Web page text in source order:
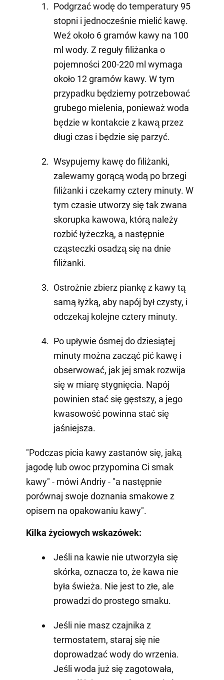
Podgrzać wodę do temperatury 95
stopni i jednocześnie mielić kawę.
Weź około 6 gramów kawy na 100
ml wody. Z reguły filiżanka o
pojemności 200-220 ml wymaga
około 12 gramów kawy. W tym
przypadku będziemy potrzebować
grubego mielenia, ponieważ woda
będzie w kontakcie z kawą przez
długi czas i będzie się parzyć.
Wsypujemy kawę do filiżanki,
zalewamy gorącą wodą po brzegi
filiżanki i czekamy cztery minuty. W
tym czasie utworzy się tak zwana
skorupka kawowa, którą należy
rozbić łyżeczką, a następnie
cząsteczki osadzą się na dnie
filiżanki.
Ostrożnie zbierz piankę z kawy tą
samą łyżką, aby napój był czysty, i
odczekaj kolejne cztery minuty.
Po upływie ósmej do dziesiątej
minuty można zacząć pić kawę i
obserwować, jak jej smak rozwija
się w miarę stygnięcia. Napój
powinien stać się gęstszy, a jego
kwasowość powinna stać się
jaśniejsza.
"Podczas picia kawy zastanów się, jaką
jagodę lub owoc przypomina Ci smak
kawy" - mówi Andriy - "a następnie
porównaj swoje doznania smakowe z
opisem na opakowaniu kawy".
Kilka życiowych wskazówek:
Jeśli na kawie nie utworzyła się
skórka, oznacza to, że kawa nie
była świeża. Nie jest to złe, ale
prowadzi do prostego smaku.
Jeśli nie masz czajnika z
termostatem, staraj się nie
doprowadzać wody do wrzenia.
Jeśli woda już się zagotowała,